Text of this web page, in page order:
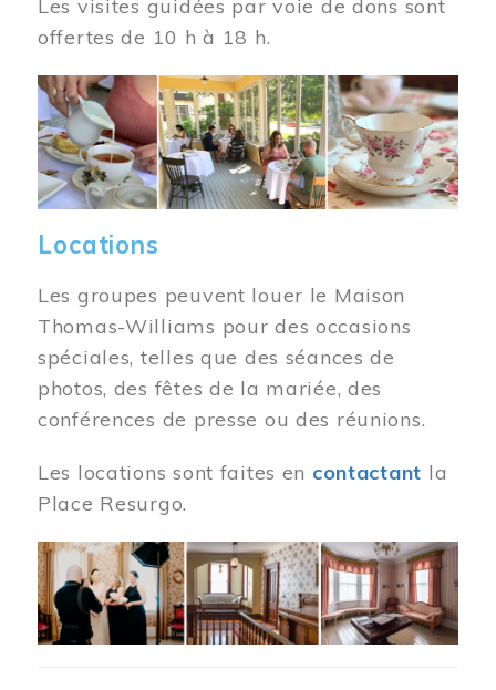
Les visites guidées par voie de dons sont
offertes de 10 h à 18 h.
Image
Locations
Les groupes peuvent louer le Maison
Thomas-Williams pour des occasions
spéciales, telles que des séances de
photos, des fêtes de la mariée, des
conférences de presse ou des réunions.
Les locations sont faites en contactant la
Place Resurgo.
Image